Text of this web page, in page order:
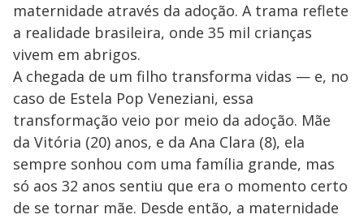
maternidade através da adoção. A trama reflete
a realidade brasileira, onde 35 mil crianças
vivem em abrigos.
A chegada de um filho transforma vidas — e, no
caso de Estela Pop Veneziani, essa
transformação veio por meio da adoção. Mãe
da Vitória (20) anos, e da Ana Clara (8), ela
sempre sonhou com uma família grande, mas
só aos 32 anos sentiu que era o momento certo
de se tornar mãe. Desde então, a maternidade